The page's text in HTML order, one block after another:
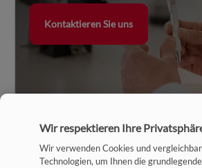
Kontaktieren Sie uns
Wir respektieren Ihre
Wir verwenden Cookies und
Technologien, um Ihnen die